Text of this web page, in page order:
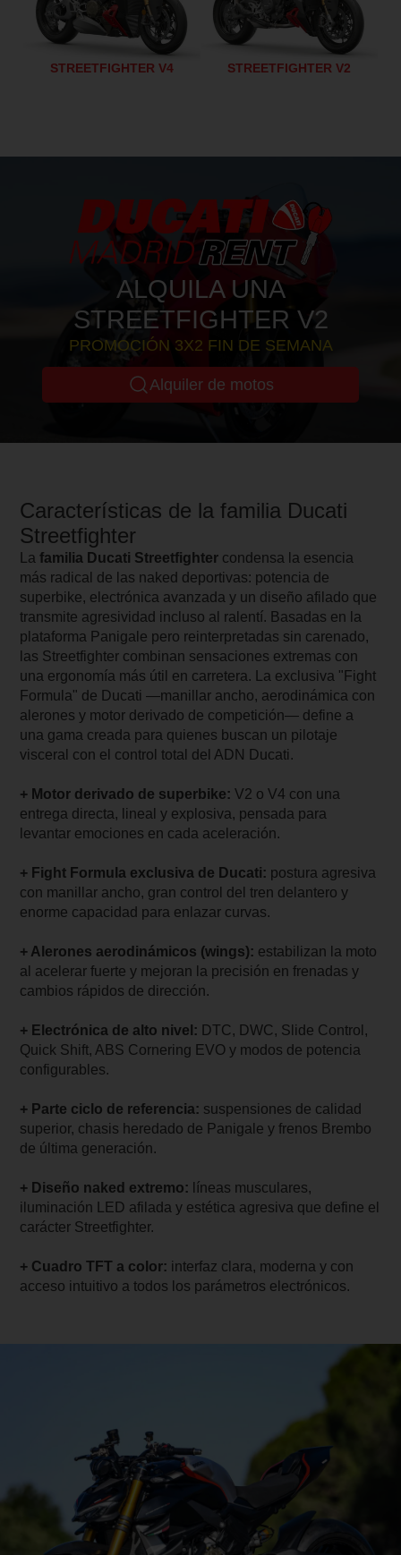
STREETFIGHTER V4 STREETFIGHTER V2
ALQUILA UNA
STREETFIGHTER V2
PROMOCIÓN 3X2 FIN DE SEMANA
Alquiler de motos
Características de la familia Ducati
Streetfighter
Lafamilia Ducati Streetfighter condensa la esencia
más radical de las naked deportivas: potencia de
superbike, electrónica avanzada y un diseño afilado que
transmite agresividad incluso al ralentí. Basadas en la
plataforma Panigale pero reinterpretadas sin carenado,
las Streetfighter combinan sensaciones extremas con
una ergonomía más útil en carretera. La exclusiva "Fight
Formula" de Ducati —manillar ancho, aerodinámica con
alerones y motor derivado de competición— define a
una gama creada para quienes buscan un pilotaje
visceral con el control total del ADN Ducati.
+ Motor derivado de superbike:V2 o V4 con una
entrega directa, lineal y explosiva, pensada para
levantar emociones en cada aceleración.
+ Fight Formula exclusiva de Ducati: postura agresiva
con manillar ancho, gran control del tren delantero y
enorme capacidad para enlazar curvas.
+ Alerones aerodinámicos (wings): estabilizan la moto
al acelerar fuerte y mejoran la precisión en frenadas y
cambios rápidos de dirección.
+ Electrónica de alto nivel: DTC, DWC, Slide Control,
Quick Shift, ABS Cornering EVO y modos de potencia
configurables.
+ Parte ciclo de referencia: suspensiones de calidad
superior, chasis heredado de Panigale y frenos Brembo
de última generación.
+ Diseño naked extremo: líneas musculares,
iluminación LED afilada y estética agresiva que define el
carácter Streetfighter.
+ Cuadro TFT a color: interfaz clara, moderna y con
acceso intuitivo a todos los parámetros electrónicos.